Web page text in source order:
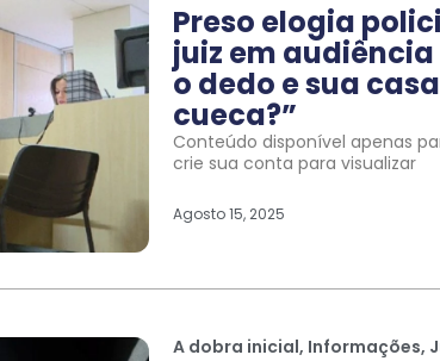
Preso elogia
juiz em
o dedo e sua
cueca?”
Conteúdo disponível apenas
crie sua conta para visualizar
Agosto 15, 2025
A dobra inicial, Informações,